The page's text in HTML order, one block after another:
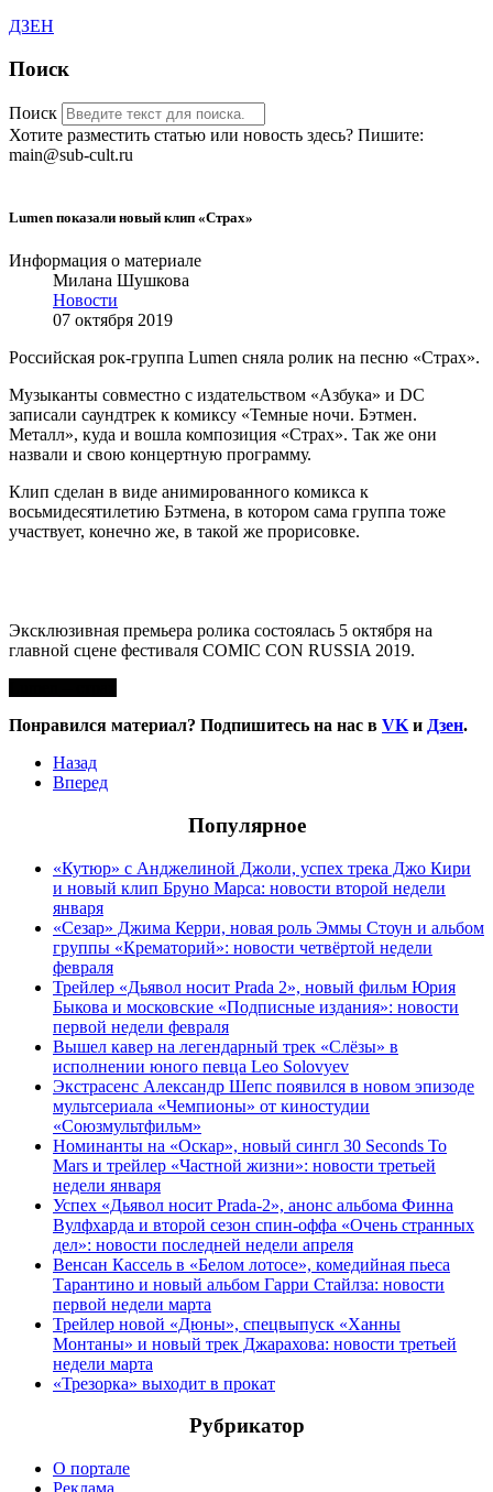
ДЗЕН
Поиск
Поиск
Хотите разместить статью или новость здесь? Пишите:
main@sub-cult.ru
Lumen показали новый клип «Страх»
Информация о материале
Милана Шушкова
Новости
07 октября 2019
Российская рок-группа Lumen сняла ролик на песню «Страх».
Музыканты совместно с издательством «Азбука» и DC
записали саундтрек к комиксу «Темные ночи. Бэтмен.
Металл», куда и вошла композиция «Страх». Так же они
назвали и свою концертную программу.
Клип сделан в виде анимированного комикса к
восьмидесятилетию Бэтмена, в котором сама группа тоже
участвует, конечно же, в такой же прорисовке.
Эксклюзивная премьера ролика состоялась 5 октября на
главной сцене фестиваля COMIC CON RUSSIA 2019.
Понравился материал? Подпишитесь на нас в VK и Дзен.
Назад
Вперед
Популярное
«Кутюр» с Анджелиной Джоли, успех трека Джо Кири
и новый клип Бруно Марса: новости второй недели
января
«Сезар» Джима Керри, новая роль Эммы Стоун и альбом
группы «Крематорий»: новости четвёртой недели
февраля
Трейлер «Дьявол носит Prada 2», новый фильм Юрия
Быкова и московские «Подписные издания»: новости
первой недели февраля
Вышел кавер на легендарный трек «Слёзы» в
исполнении юного певца Leo Solovyev
Экстрасенс Александр Шепс появился в новом эпизоде
мультсериала «Чемпионы» от киностудии
«Союзмультфильм»
Номинанты на «Оскар», новый сингл 30 Seconds To
Mars и трейлер «Частной жизни»: новости третьей
недели января
Успех «Дьявол носит Prada-2», анонс альбома Финна
Вулфхарда и второй сезон спин-оффа «Очень странных
дел»: новости последней недели апреля
Венсан Кассель в «Белом лотосе», комедийная пьеса
Тарантино и новый альбом Гарри Стайлза: новости
первой недели марта
Трейлер новой «Дюны», спецвыпуск «Ханны
Монтаны» и новый трек Джарахова: новости третьей
недели марта
«Трезорка» выходит в прокат
Рубрикатор
О портале
Реклама